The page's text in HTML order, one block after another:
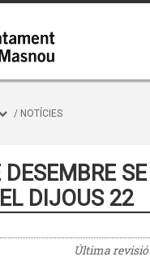
/ NOTÍCIES
DESEMBRE SE
DIJOUS 22
Última revisió